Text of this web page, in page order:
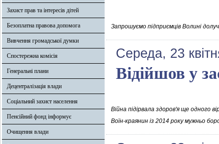
Захист прав та інтересів дітей
Безоплатна правова допомога
Вивчення громадської думки
Спостережна комісія
Генеральні плани
Децентралізація влади
Соціальний захист населення
Пенсійний фонд інформує
Очищення влади
Запрошуємо підприємців Волині
Середа, 23
Відійшов у
Війна підірвала здоров'я ще одного
Воїн-краянин із 2014 року мужньо